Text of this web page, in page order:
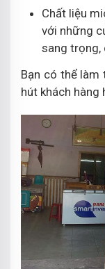
Chất liệu
với những
sang trọng,
Bạn có thể làm
hút khách hàng